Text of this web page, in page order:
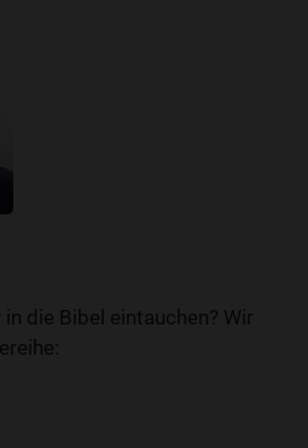
die Bibel eintauchen? Wir